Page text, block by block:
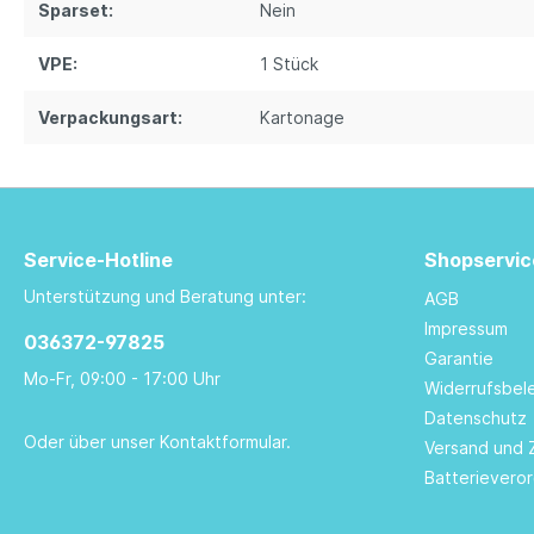
Sparset: Nein
VPE: 1 Stück
Verpackungsart: Kartonage
Service-Hotline
Unterstützung und Beratung unter:
036372-97825
Mo-Fr, 09:00 - 17:00 Uhr
Oder über unser Kontaktformular.
AGB
Impressum
Garantie
Datenschutz
Versand und